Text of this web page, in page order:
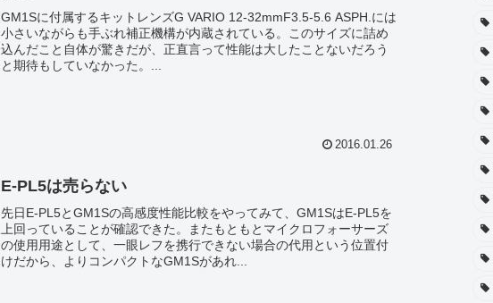
GM1Sに付属するキットレンズG VARIO 12-32mmF3.5-5.6 ASPH.には
小さいながらも手ぶれ補正機構が内蔵されている。このサイズに詰め
込んだこと自体が驚きだが、正直言って性能は大したことないだろう
と期待もしていなかった。...
2016.01.26
E-PL5は売らない
先日E-PL5とGM1Sの高感度性能比較をやってみて、GM1SはE-PL5を
上回っていることが確認できた。またもともとマイクロフォーサーズ
の使用用途として、一眼レフを携行できない場合の代用という位置付
けだから、よりコンパクトなGM1Sがあれ...